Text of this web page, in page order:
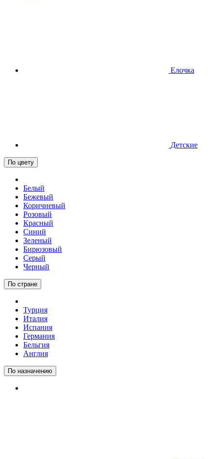
Елочка
Детские
По цвету
Белый
Бежевый
Коричневый
Розовый
Красный
Синий
Зеленый
Бирюзовый
Серый
Черный
По стране
Турция
Италия
Испания
Германия
Бельгия
Англия
По назначению